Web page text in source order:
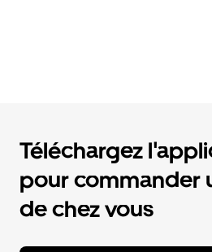
Téléchargez
pour commander
de chez vous